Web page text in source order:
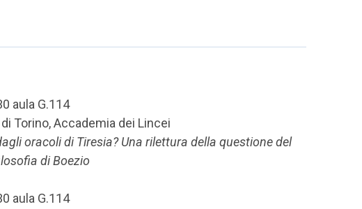
aula G.114
Torino, Accademia dei Lincei
oracoli di Tiresia? Una rilettura della questione del
di Boezio
aula G.114